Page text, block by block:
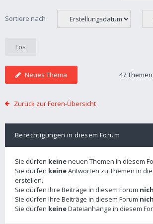
Sortiere nach
Neues Thema 47 Themen
Zurück zur Foren-Übersicht
Berechtigungen in diesem Forum
Sie dürfen keineneuen Themen in diesem
Sie dürfen keineAntworten zu Themen in
erstellen.
Sie dürfen Ihre Beiträge in diesem Forum
Sie dürfen Ihre Beiträge in diesem Forum
Sie dürfen keineDateianhänge in diesem